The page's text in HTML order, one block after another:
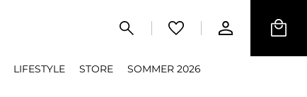
LIFESTYLE STORE SOMMER 2026